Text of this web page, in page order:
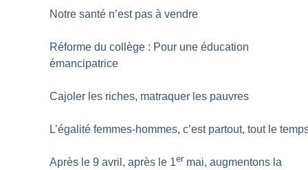
Notre santé n’est pas à vendre
Réforme du collège : Pour une éducation
émancipatrice
Cajoler les riches, matraquer les pauvres
L’égalité femmes-hommes, c’est partout, tout le
Après le 9 avril, après le 1er mai, augmentons la